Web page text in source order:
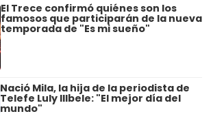
El Trece confirmó quiénes son los
famosos que participarán de la nueva
temporada de "Es mi sueño"
Nació Mila, la hija de la periodista de
Telefe Luly Illbele: "El mejor día del
mundo"